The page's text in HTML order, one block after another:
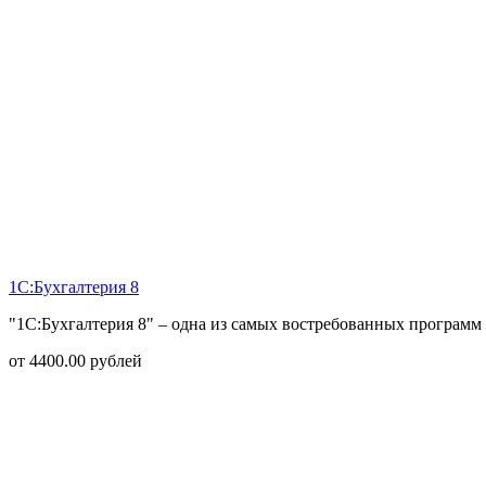
1С:Бухгалтерия 8
"1С:Бухгалтерия 8" – одна из самых востребованных
от 4400.00 рублей